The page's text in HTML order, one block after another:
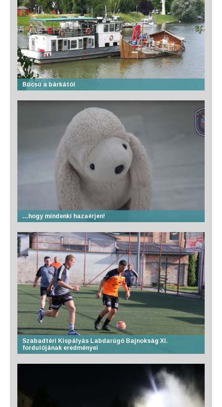
Búcsú a bárkától
…hogy mindenki hazaérjen!
Szabadtéri Kispályás Labdarúgó Bajnokság XI.
fordulójának eredményei